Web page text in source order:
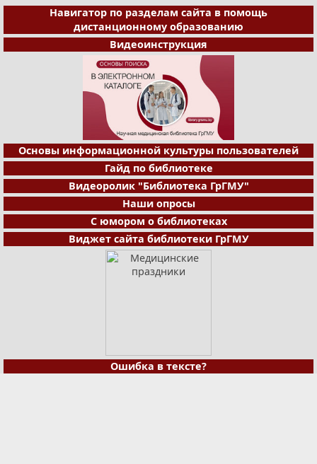
Навигатор по разделам сайта в помощь
дистанционному образованию
Видеоинструкция
Основы информационной культуры пользователей
Гайд по библиотеке
Видеоролик "Библиотека ГрГМУ"
Наши опросы
С юмором о библиотеках
Виджет сайта библиотеки ГрГМУ
Ошибка в тексте?